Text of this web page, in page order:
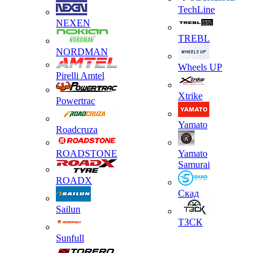
NEXEN
NORDMAN
Pirelli Amtel
Powertrac
Roadcruza
ROADSTONE
ROADX
Sailun
Sunfull
TechLine
TREBL
Wheels UP
Xtrike
Yamato
Yamato
Samurai
Скад
ТЗСК